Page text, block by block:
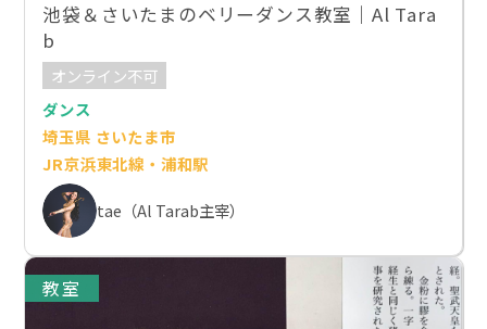
池袋＆さいたまのベリーダンス教室｜Al Tara
b
オンライン不可
ダンス
埼玉県 さいたま市
JR京浜東北線・浦和駅
tae（Al Tarab主宰）
教室